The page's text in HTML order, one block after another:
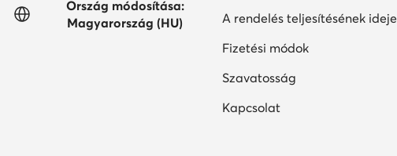
Ország módosítása:
Magyarország (HU)
A rendelés teljesítésének ideje
Fizetési módok
Szavatosság
Kapcsolat